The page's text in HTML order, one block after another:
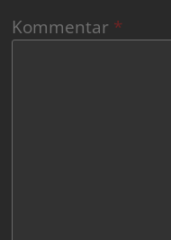
Kommentar *